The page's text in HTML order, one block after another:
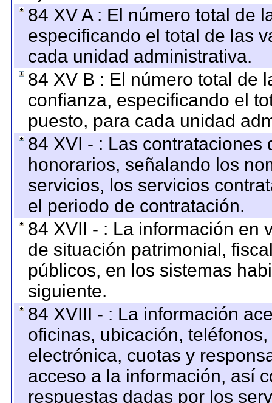
84 XV A : El número total de
especificando el total de las
cada unidad administrativa.
84 XV B : El número total de
confianza, especificando el
puesto, para cada unidad
84 XVI - : Las
honorarios, señalando los
servicios, los servicios
el periodo de contratación.
84 XVII - : La información en
de situación patrimonial,
públicos, en los sistemas
siguiente.
84 XVIII - : La información
oficinas, ubicación,
electrónica, cuotas y
acceso a la información, así
respuestas dadas por los